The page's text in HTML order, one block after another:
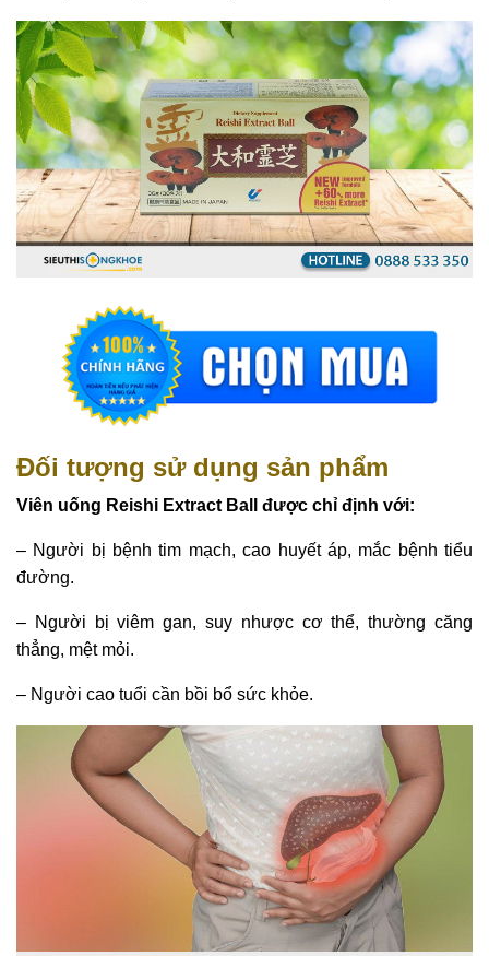
Đối tượng sử dụng sản phẩm
Viên uống Reishi Extract Ball được chỉ định với:
– Người bị bệnh tim mạch, cao huyết áp, mắc bệnh tiểu
đường.
– Người bị viêm gan, suy nhược cơ thể, thường căng
thẳng, mệt mỏi.
– Người cao tuổi cần bồi bổ sức khỏe.